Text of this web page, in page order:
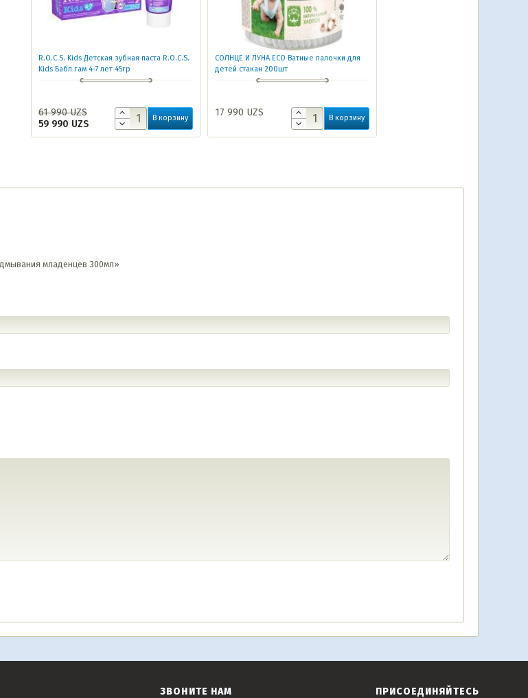
R.O.C.S. Kids Детская зубная паста R.O.C.S.
Kids Бабл гам 4-7 лет 45гр
61 990UZS
59 990 UZS
В корзину
СОЛНЦЕ И ЛУНА ECO Ватные палочки для
детей стакан 200шт
17 990 UZS В корзину
младенцев 300мл»
ЗВОНИТЕ НАМ ПРИСОЕДИНЯЙТЕСЬ